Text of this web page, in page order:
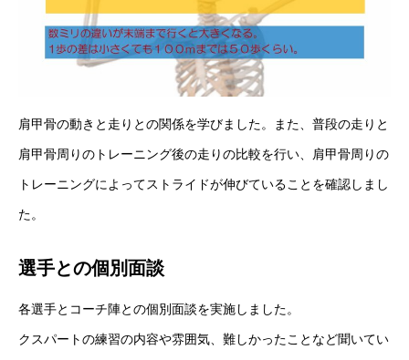
RIXPERTとは
RIXPERTブログ
肩甲骨の動きと走りとの関係を学びました。また、普段の走りと
肩甲骨周りのトレーニング後の走りの比較を行い、肩甲骨周りの
トレーニングによってストライドが伸びていることを確認しまし
た。
選手との個別面談
各選手とコーチ陣との個別面談を実施しました。
クスパートの練習の内容や雰囲気、難しかったことなど聞いてい